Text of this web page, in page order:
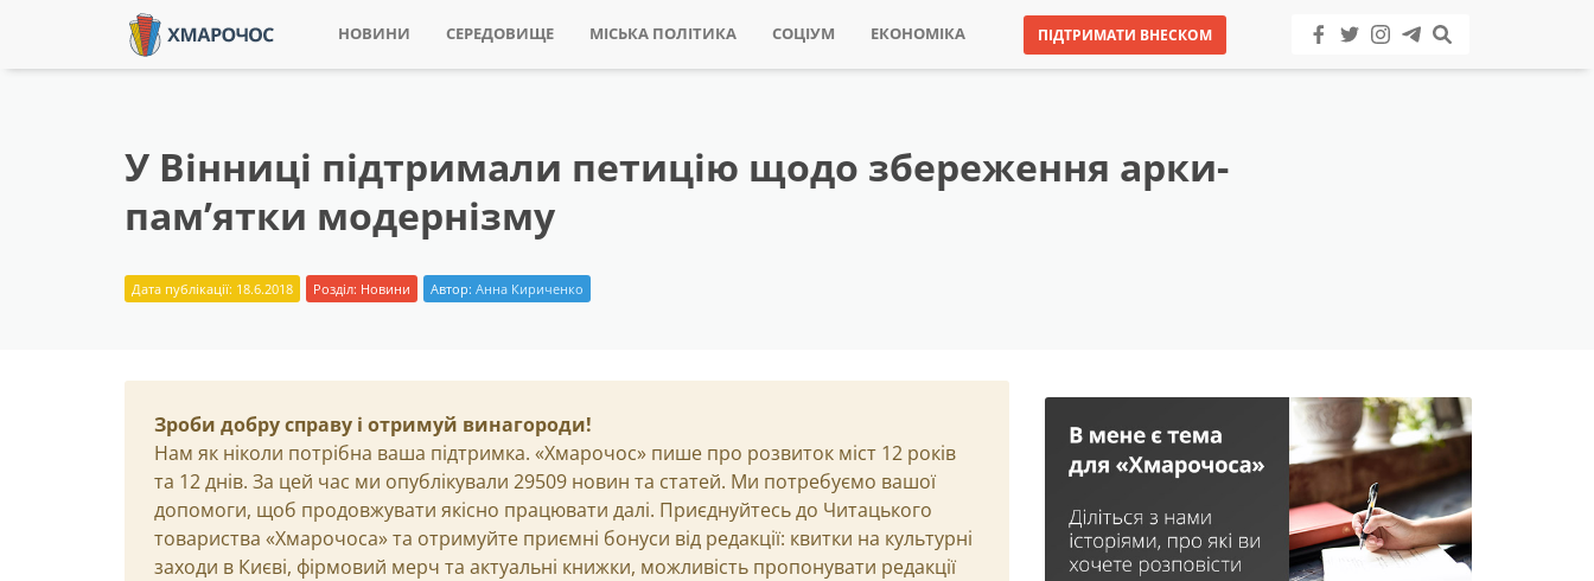
НОВИНИ СЕРЕДОВИЩЕ МІСЬКА ПОЛІТИКА СОЦІУМ ЕКОНОМІКА ПІДТРИМАТИ ВНЕСКОМ
У Вінниці підтримали петицію щодо збереження арки-
пам’ятки модернізму
Дата публікації: 18.6.2018 Розділ: Новини Автор: Анна Кириченко
Зроби добру справу і отримуй винагороди!
Нам як ніколи потрібна ваша підтримка. «Хмарочос» пише про розвиток міст 12 років
та 12 днів. За цей час ми опублікували 29509 новин та статей. Ми потребуємо вашої
допомоги, щоб продовжувати якісно працювати далі. Приєднуйтесь до Читацького
товариства «Хмарочоса» та отримуйте приємні бонуси від редакції: квитки на культурні
заходи в Києві, фірмовий мерч та актуальні книжки, можливість пропонувати редакції